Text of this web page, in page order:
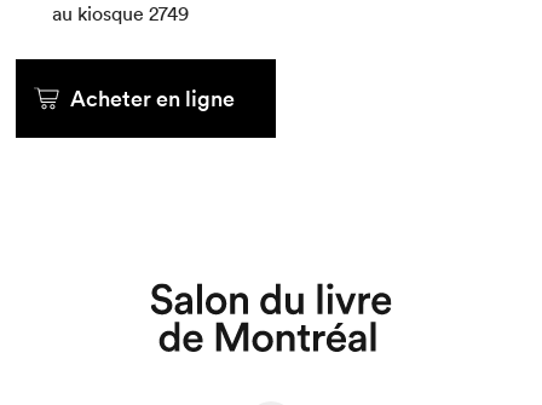
Que cherchez-vous?
au kiosque 2749
Acheter en ligne